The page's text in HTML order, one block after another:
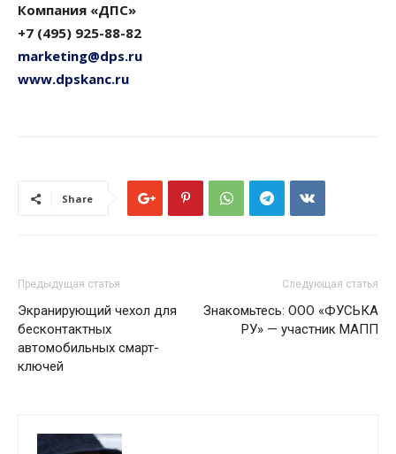
Компания «ДПС»
+7 (495) 925-88-82
marketing@dps.ru
www.dpskanc.ru
Share
Предыдущая статья
Экранирующий чехол для
бесконтактных
автомобильных смарт-
ключей
Следующая статья
Знакомьтесь: ООО «ФУСЬКА
РУ» — участник МАПП